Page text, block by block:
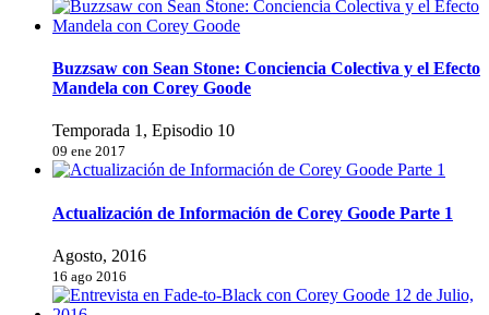
Buzzsaw con Sean Stone: Conciencia Colectiva y el Efecto
Mandela con Corey Goode
Temporada 1, Episodio 10
09 ene 2017
Actualización de Información de Corey Goode Parte 1
Agosto, 2016
16 ago 2016